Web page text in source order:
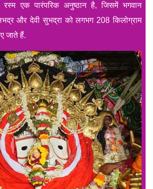
एक पारंपरिक अनुष्ठान है, जिसमें भगवान
और देवी सुभद्रा को लगभग 208 किलोग्राम
जाते हैं.